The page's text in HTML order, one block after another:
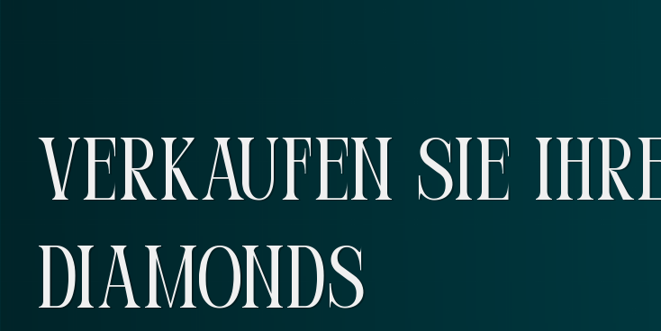
VERKAUFEN SIE
DIAMONDS